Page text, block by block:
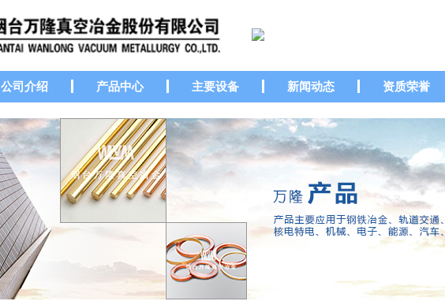
公司介绍 产品中心 主要设备 新闻动态 资质荣誉